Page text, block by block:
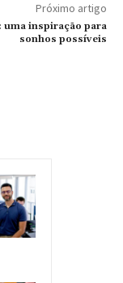
Próximo artigo
uma inspiração para
sonhos possíveis